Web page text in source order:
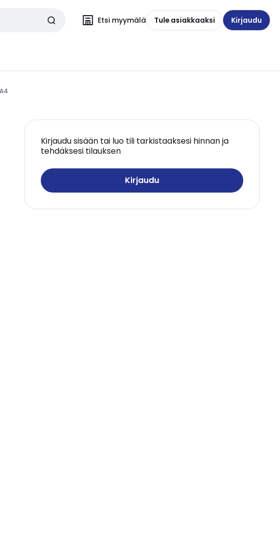
Etsi myymälä Tule asiakkaaksi Kirjaudu
Kirjaudu sisään tai luo tili tarkistaaksesi hinnan ja
tehdäksesi tilauksen
Kirjaudu
olevat vaihtoehdot
olevat vaihtoehdot
vaihtoehdot
olevat vaihtoehdot